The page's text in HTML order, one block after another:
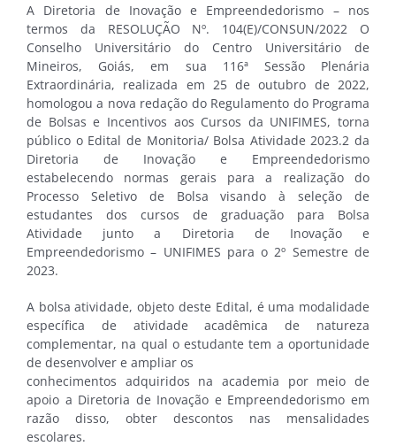
A Diretoria de Inovação e Empreendedorismo – nos
termos da RESOLUÇÃO Nº. 104(E)/CONSUN/2022 O
Conselho Universitário do Centro Universitário de
Mineiros, Goiás, em sua 116ª Sessão Plenária
Extraordinária, realizada em 25 de outubro de 2022,
homologou a nova redação do Regulamento do Programa
de Bolsas e Incentivos aos Cursos da UNIFIMES, torna
público o Edital de Monitoria/ Bolsa Atividade 2023.2 da
Diretoria de Inovação e Empreendedorismo
estabelecendo normas gerais para a realização do
Processo Seletivo de Bolsa visando à seleção de
estudantes dos cursos de graduação para Bolsa
Atividade junto a Diretoria de Inovação e
Empreendedorismo – UNIFIMES para o 2º Semestre de
2023.
A bolsa atividade, objeto deste Edital, é uma modalidade
específica de atividade acadêmica de natureza
complementar, na qual o estudante tem a oportunidade
de desenvolver e ampliar os
conhecimentos adquiridos na academia por meio de
apoio a Diretoria de Inovação e Empreendedorismo em
razão disso, obter descontos nas mensalidades
escolares.